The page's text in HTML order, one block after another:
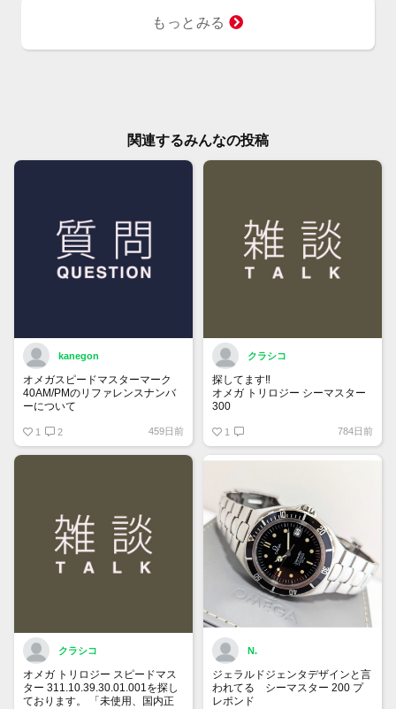
もっとみる
関連するみんなの投稿
kanegon
オメガスピードマスターマーク
40AM/PMのリファレンスナンバ
ーについて
保証書にはREF:35205300とある
のですが、裏蓋の内側を見ると
1 2 459日前
クラシコ
探してます‼️
オメガ トリロジー シーマスター
300
全て有り綺麗な個体をお持ちで
90万円前後で譲って頂ける方、
宜しくお願い致します。
1 784日前
クラシコ
オメガ トリロジー スピードマス
ター 311.10.39.30.01.001を探し
ております。 「未使用、国内正
N.
ジェラルドジェンタデザインと言
われてる シーマスター 200 プ
レポンド